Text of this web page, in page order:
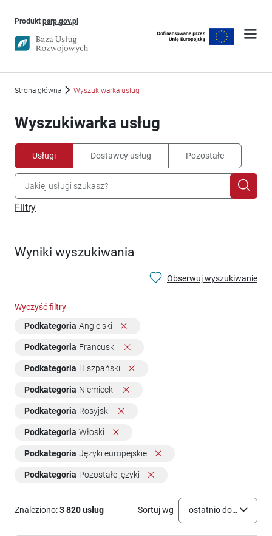
Produkt parp.gov.plUwaga, link otworzy się w nowym oknie
Strona główna Wyszukiwarka usług
Wyszukiwarka usług
Usługi Dostawcy usług Pozostałe
Filtry
Wyniki wyszukiwania
Obserwuj wyszukiwanie
Wyczyść filtry
Podkategoria Angielski
Podkategoria Francuski
Podkategoria Hiszpański
Podkategoria Niemiecki
Podkategoria Rosyjski
Podkategoria Włoski
Podkategoria Języki europejskie
Podkategoria Pozostałe języki
Znaleziono:3 820 usług Sortuj wg ostatnio dodane